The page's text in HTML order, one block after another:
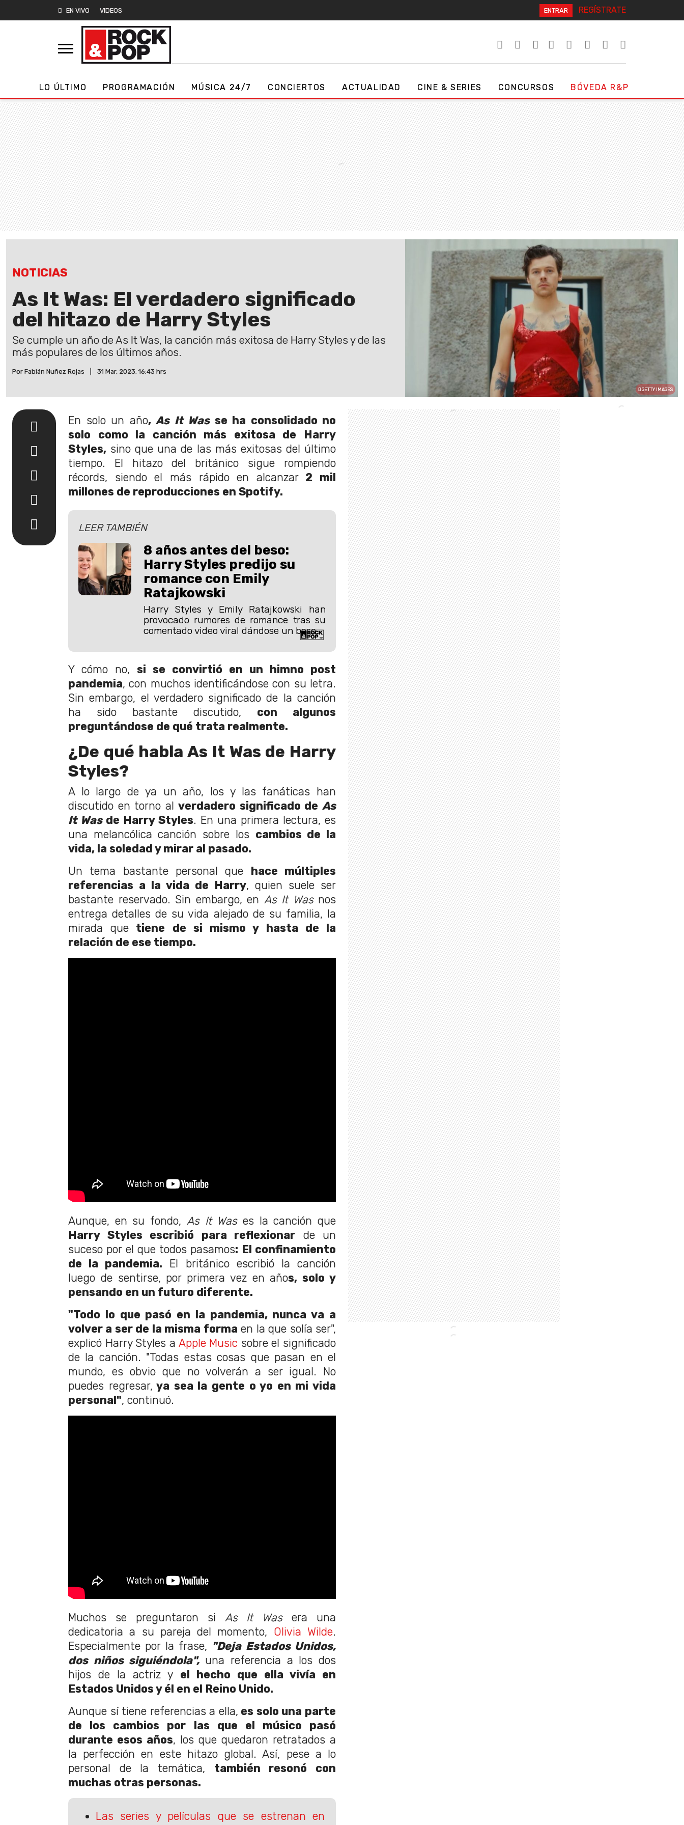
EN VIVO VIDEOS ENTRAR REGÍSTRATE
LO ÚLTIMO PROGRAMACIÓN MÚSICA 24/7 CONCIERTOS ACTUALIDAD CINE & SERIES CONCURSOS BÓVEDA R&P
NOTICIAS
As It Was: El verdadero significado
del hitazo de Harry Styles
Se cumple un año de As It Was, la canción más exitosa de Harry Styles y de las
más populares de los últimos años.
Por Fabián Nuñez Rojas 31 Mar, 2023. 16:43 hrs
GETTY IMAGES
En solo un año, As It Was se ha consolidado no
solo como la canción más exitosa de Harry
Styles, sino que una de las más exitosas del último
tiempo. El hitazo del británico sigue rompiendo
récords, siendo el más rápido en alcanzar 2 mil
millones de reproducciones en Spotify.
LEER TAMBIÉN
8 años antes del beso:
Harry Styles predijo su
romance con Emily
Ratajkowski
Harry Styles y Emily Ratajkowski han
provocado rumores de romance tras su
comentado video viral dándose un beso.
Y cómo no, si se convirtió en un himno post
pandemia, con muchos identificándose con su letra.
Sin embargo, el verdadero significado de la canción
ha sido bastante discutido, con algunos
preguntándose de qué trata realmente.
¿De qué habla As It Was de Harry
Styles?
A lo largo de ya un año, los y las fanáticas han
discutido en torno alverdadero significado deAs
It Was de Harry Styles. En una primera lectura, es
una melancólica canción sobre los cambios de la
vida, la soledad y mirar al pasado.
Un tema bastante personal que hace múltiples
referencias a la vida de Harry, quien suele ser
bastante reservado. Sin embargo, en As It Was nos
entrega detalles de su vida alejado de su familia, la
mirada que tiene de si mismo y hasta de la
relación de ese tiempo.
Aunque, en su fondo, As It Was es la canción que
Harry Styles escribió para reflexionar de un
suceso por el que todos pasamos: El confinamiento
de la pandemia. El británico escribió la canción
luego de sentirse, por primera vez en años, solo y
pensando en un futuro diferente.
"Todo lo que pasó en la pandemia, nunca va a
volver a ser de la misma forma en la que solía ser",
explicó Harry Styles a Apple Music sobre el significado
de la canción. "Todas estas cosas que pasan en el
mundo, es obvio que no volverán a ser igual. No
puedes regresar, ya sea la gente o yo en mi vida
personal", continuó.
Muchos se preguntaron si As It Wasera una
dedicatoria a su pareja del momento, Olivia Wilde.
Especialmente por la frase, "Deja Estados Unidos,
dos niños siguiéndola", una referencia a los dos
hijos de la actriz y el hecho que ella vivía en
Estados Unidos y él en el Reino Unido.
Aunque sí tiene referencias a ella, es solo una parte
de los cambios por las que el músico pasó
durante esos años, los que quedaron retratados a
la perfección en este hitazo global. Así, pese a lo
personal de la temática, también resonó con
muchas otras personas.
Las series y películas que se estrenan en